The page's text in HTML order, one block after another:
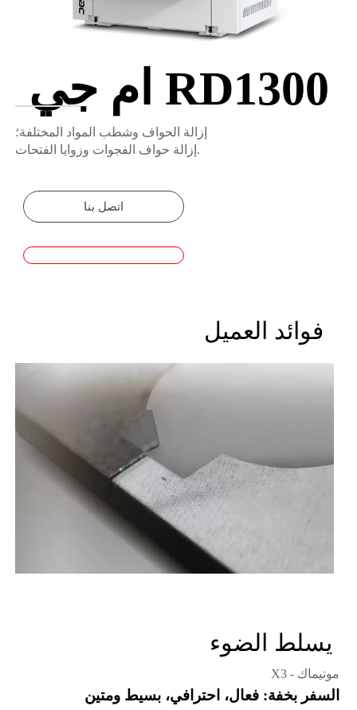
ام جي RD1300
إزالة الحواف وشطب المواد المختلفة؛
إزالة حواف الفجوات وزوايا الفتحات.
اتصل بنا
فوائد العميل
يسلط الضوء
موتيماك - X3
السفر بخفة: فعال، احترافي، بسيط ومتين